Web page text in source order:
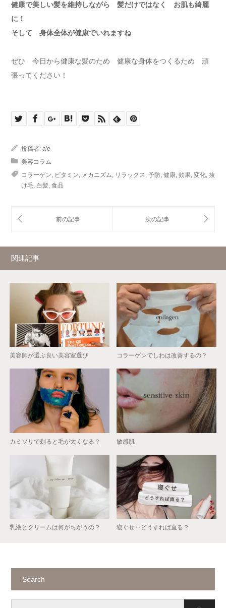
健康で美しい髪を維持しながら 髪だけではなく お肌も綺麗
に！
そして 身体全体が健康でいれますね
ぜひ 今日から健康な髪のため 健康な身体をつくるため 頑
張ってください！
投稿者: a'e
美容コラム
コラーゲン, ビタミン, メカニズム, リラックス, 予防, 健康, 効果, 変化, 抜
け毛, 白髪, 食品
関連記事
美容師が選ぶ良い美容室選び コラーゲンでしわは改善するの？
カミソリで剃ると毛が太くなる？ 敏感肌
乳液とクリームは何がちがうの？ 寝ぐせ‥どうすれば直る？
Search